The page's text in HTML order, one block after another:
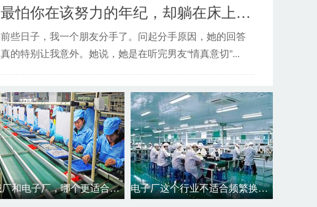
最怕你在该努力的年纪，却躺在床上转锦鲤
前些日子，我一个朋友分手了。问起分手原因，她的回答
真的特别让我意外。她说，她是在听完男友“情真意切”...
机械厂和电子厂，哪个更适合你？ 电子厂这个行业不适合频繁换工作？